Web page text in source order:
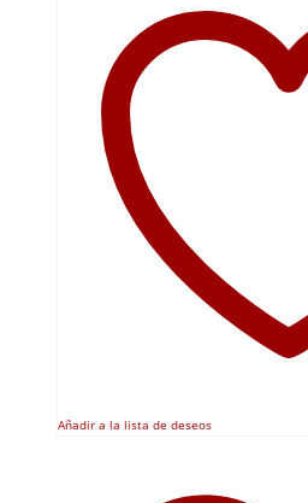
Añadir a la lista de deseos